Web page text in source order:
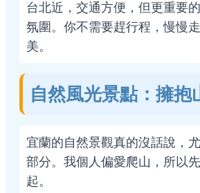
台北近，交通方便，但更重要
氛圍。你不需要趕行程，慢慢
美。
自然風光景點：擁抱
宜蘭的自然景觀真的沒話說，
部分。我個人偏愛爬山，所以
起。